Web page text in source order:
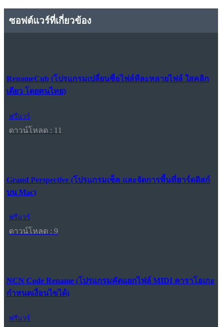
ซอฟต์แวร์ที่เกี่ยวข้อง
RenameCub (โปรแกรมเปลี่ยนชื่อไฟล์ทีละหลายไฟล์ ใสคลิก
เดียว โดยคนไทย)
ฟรีแวร์
ดาวน์โหลด : 11
Grand Perspective (โปรแกรมเช็ค และจัดการพื้นที่ฮาร์ดดิสก์
บน Mac)
ฟรีแวร์
ดาวน์โหลด : 9
NCN Code Rename (โปรแกรมคัดแยกไฟล์ MIDI คาราโอเกะ
กำหนดเงื่อนไขได้)
ฟรีแวร์